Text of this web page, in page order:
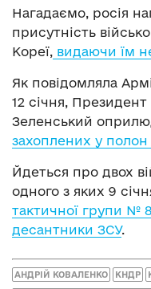
Нагадаємо, росія
присутність
Кореї, видаючи їм
Як повідомляла
12 січня,
Зеленський
захоплених у полон
Йдеться про двох
одного з яких 9
тактичної групи №
десантники ЗСУ.
АНДРІЙ КОВАЛЕНКО КНДР